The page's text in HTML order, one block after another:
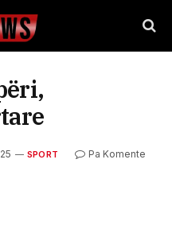
SPORT
Pa Komente